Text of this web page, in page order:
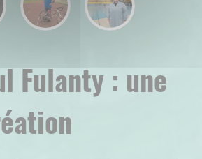
Fulanty : une